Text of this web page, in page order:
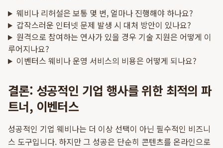
웨비나 리허설은 보통 몇 번, 얼마나 진행해야 하나요?
갑작스러운 인터넷 문제 발생 시 대처 방안이 있나요?
원격으로 참여하는 연사가 있을 경우 기술 지원은 어떻게 이
루어지나요?
이벤터스 웨비나 운영 서비스의 비용은 어떻게 되나요?
결론: 성공적인 기업 행사를 위한 최적의 파
트너, 이벤터스
성공적인 기업 웨비나는 더 이상 선택이 아닌 필수적인 비즈니
스 도구입니다. 하지만 그 성공은 단순히 콘텐츠를 온라인으로